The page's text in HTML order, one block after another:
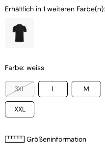
Erhältlich in 1 weiteren Farbe(n):
Farbe: weiss
3XL L M
XXL
Größeninformation